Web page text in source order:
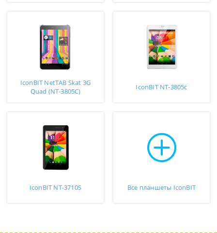
IconBIT NetTAB Skat 3G
Quad (NT-3805C)
IconBIT NT-3805c
IconBIT NT-3710S Все планшеты IconBIT